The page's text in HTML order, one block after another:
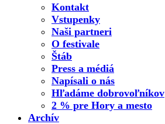
Kontakt
Vstupenky
Naši partneri
O festivale
Štáb
Press a médiá
Napísali o nás
Hľadáme dobrovoľníkov
2 % pre Hory a mesto
Archív